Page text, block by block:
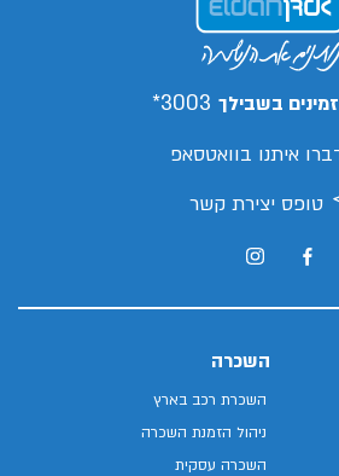
בשבילך 3003*
איתנו בוואטסאפ
טופס יצירת קשר
השכרה
השכרת רכב בארץ
ניהול הזמנת השכרה
השכרה עסקית